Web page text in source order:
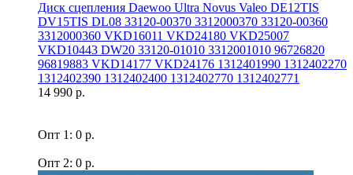
Диск сцепления Daewoo Ultra Novus Valeo DE12TIS
DV15TIS DL08 33120-00370 3312000370 33120-00360
3312000360 VKD16011 VKD24180 VKD25007
VKD10443 DW20 33120-01010 3312001010 96726820
96819883 VKD14177 VKD24176 1312401990 1312402270
1312402390 1312402400 1312402770 1312402771
14 990 р.
Опт 1: 0 р.
Опт 2: 0 р.